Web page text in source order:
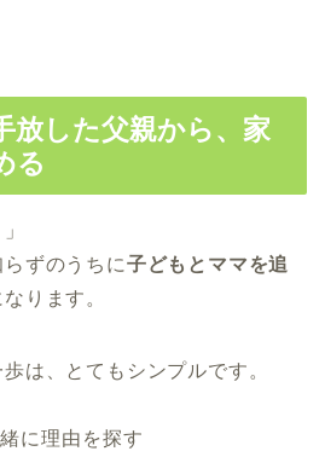
放した父親から、家
る
ずのうちに子どもとママを追
なります。
は、とてもシンプルです。
に理由を探す